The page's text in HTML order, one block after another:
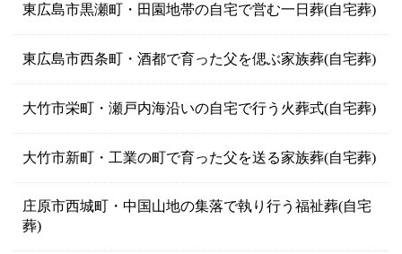
東広島市黒瀬町・田園地帯の自宅で営む一日葬(自宅葬)
東広島市西条町・酒都で育った父を偲ぶ家族葬(自宅葬)
大竹市栄町・瀬戸内海沿いの自宅で行う火葬式(自宅葬)
大竹市新町・工業の町で育った父を送る家族葬(自宅葬)
庄原市西城町・中国山地の集落で執り行う福祉葬(自宅
葬)